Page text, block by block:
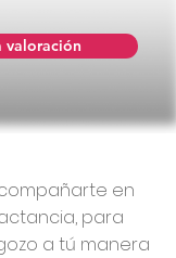
valoración
en
para
a tú manera